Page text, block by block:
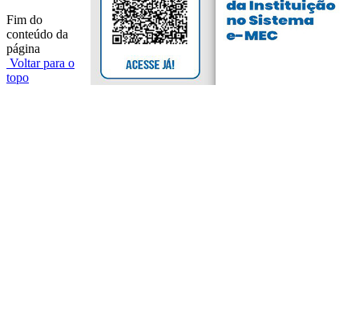
Fim do
conteúdo da
página
Voltar para o
topo